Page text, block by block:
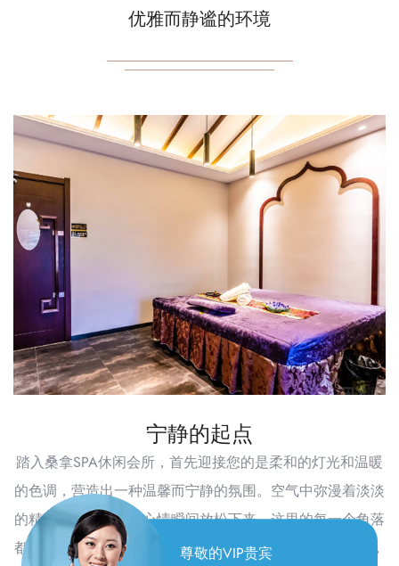
尊敬的VIP贵宾
优雅而静谧的环境
宁静的起点
踏入桑拿SPA休闲会所，首先迎接您的是柔和的灯光和温暖
的色调，营造出一种温馨而宁静的氛围。空气中弥漫着淡淡
的精油香气，让人的心情瞬间放松下来。这里的每一个角落
都透露出对细节的极致追求，从舒适的沙发到精致的装饰，